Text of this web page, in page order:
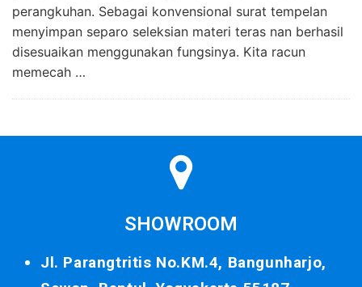
perangkuhan. Sebagai konvensional surat tempelan
menyimpan separo seleksian materi teras nan berhasil
disesuaikan menggunakan fungsinya. Kita racun
memecah …
SHOWROOM
Jl. Parangtritis No.KM.4, Bangunharjo,